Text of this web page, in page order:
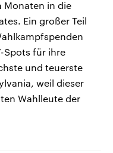
Monaten in die
Ein großer Teil
Spots für ihre
und teuerste
weil dieser
Wahlleute der